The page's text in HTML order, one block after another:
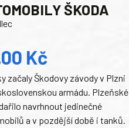
ŠKODA
Kč
začaly Škodovy závody v Plzni
armádu. Plzeňské
navrhnout jedinečné
a v pozdější době i tanků.